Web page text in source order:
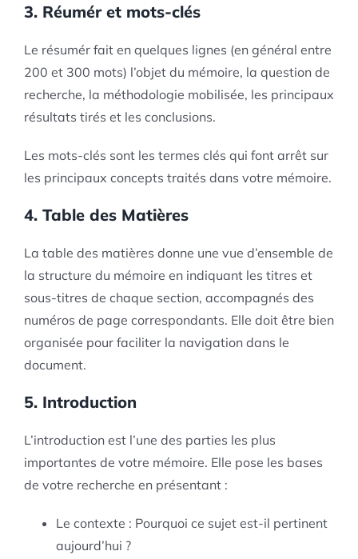
3. Réumér et mots-clés
Le résumér fait en quelques lignes (en général entre
200 et 300 mots) l’objet du mémoire, la question de
recherche, la méthodologie mobilisée, les principaux
résultats tirés et les conclusions.
Les mots-clés sont les termes clés qui font arrêt sur
les principaux concepts traités dans votre mémoire.
4. Table des Matières
La table des matières donne une vue d’ensemble de
la structure du mémoire en indiquant les titres et
sous-titres de chaque section, accompagnés des
numéros de page correspondants. Elle doit être bien
organisée pour faciliter la navigation dans le
document.
5. Introduction
L’introduction est l’une des parties les plus
importantes de votre mémoire. Elle pose les bases
de votre recherche en présentant :
Le contexte : Pourquoi ce sujet est-il pertinent
aujourd’hui ?